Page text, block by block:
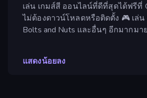
เล่น เกมส์สี ออนไลน์ที่ดีที่สุดได้ฟรีที่
ไม่ต้องดาวน์โหลดหรือติดตั้ง 🎮 เล่น
Bolts and Nuts และอื่นๆ อีกมากมา
แสดงน้อยลง